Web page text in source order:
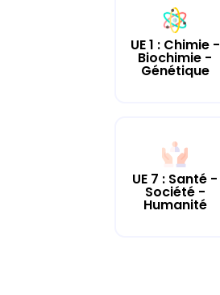
UE 1 : Chimie -
Biochimie -
Génétique
UE 7 : Santé -
Société -
Humanité